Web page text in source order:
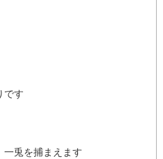
です
一兎を捕まえます